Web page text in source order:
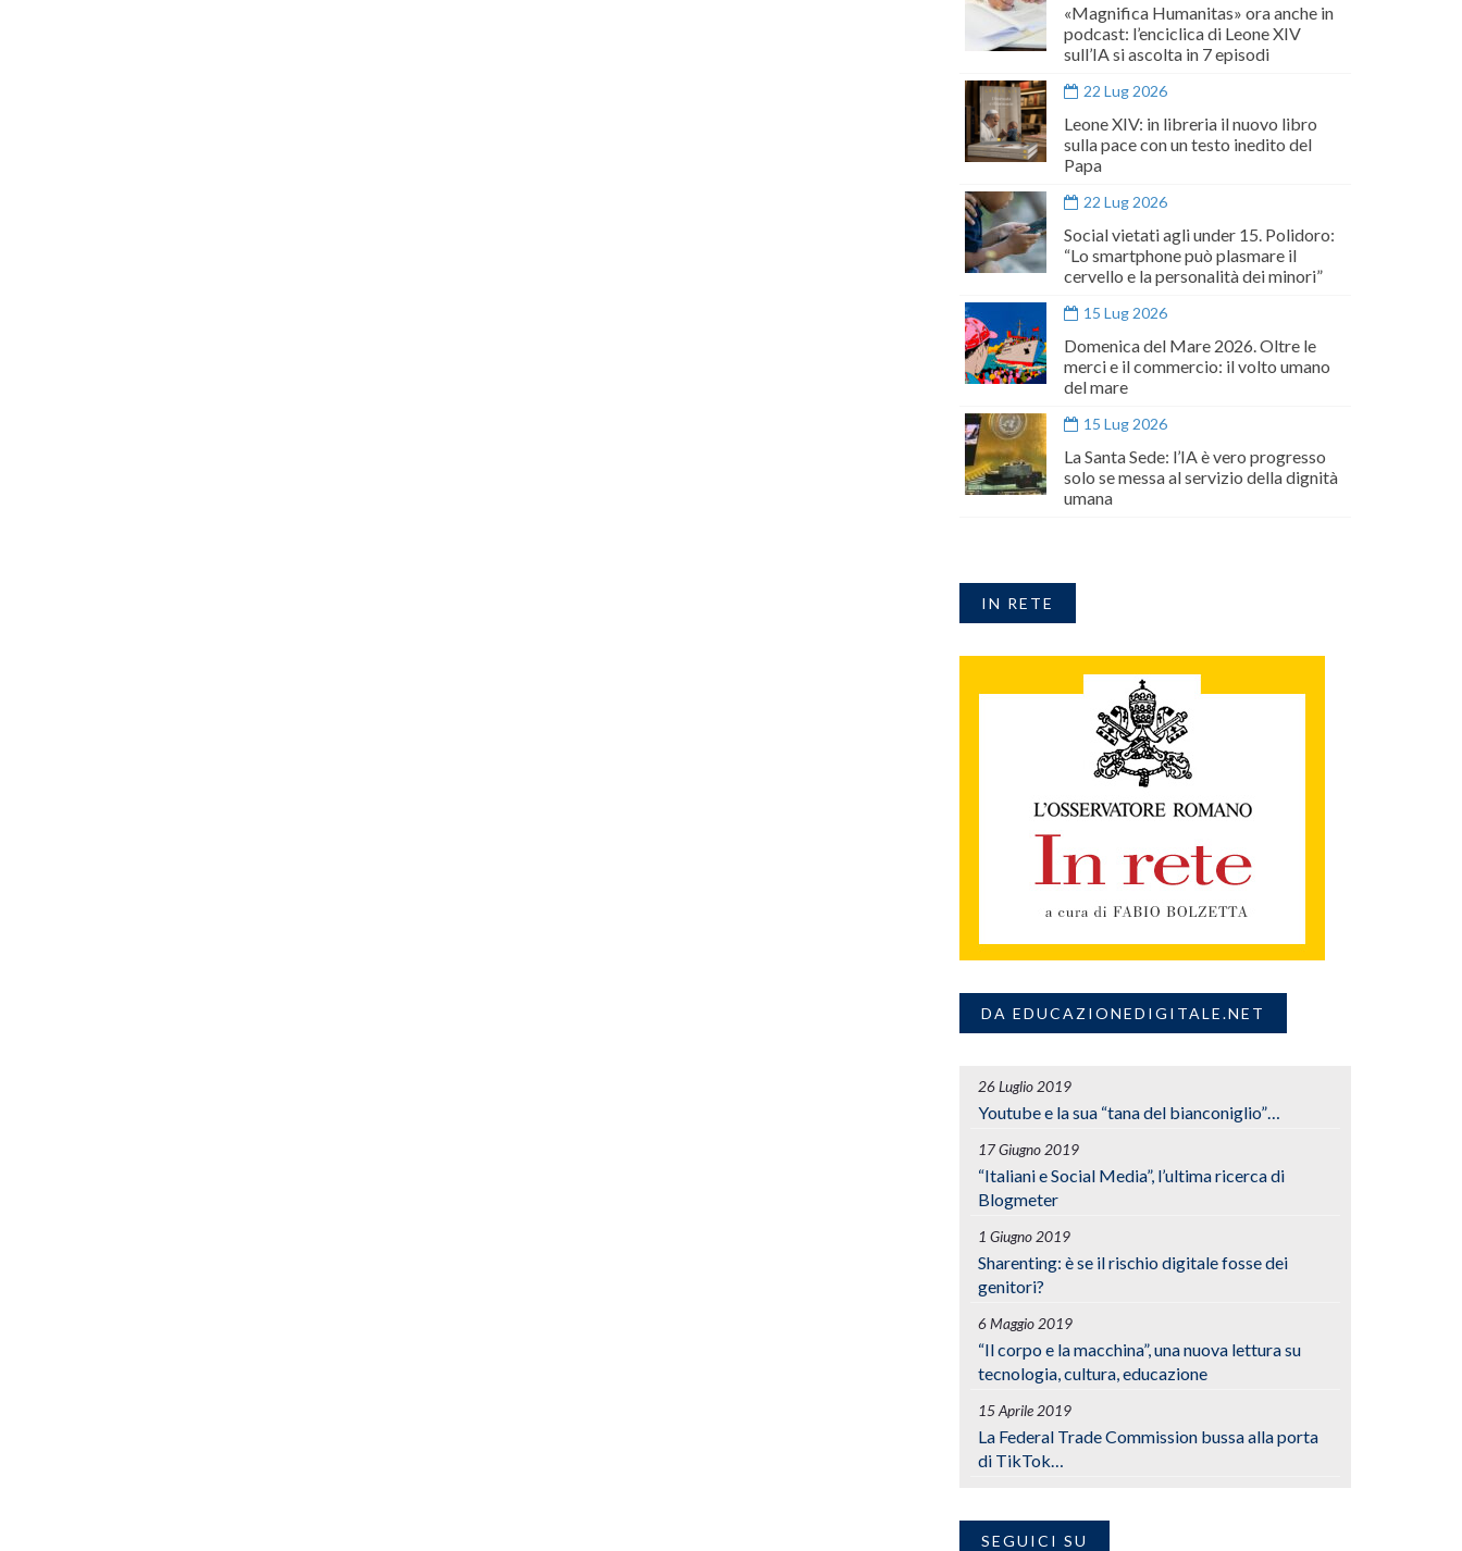
«Magnifica Humanitas» ora anche in
podcast: l’enciclica di Leone XIV
sull’IA si ascolta in 7 episodi
22 Lug 2026
Leone XIV: in libreria il nuovo libro
sulla pace con un testo inedito del
Papa
22 Lug 2026
Social vietati agli under 15. Polidoro:
“Lo smartphone può plasmare il
cervello e la personalità dei minori”
15 Lug 2026
Domenica del Mare 2026. Oltre le
merci e il commercio: il volto umano
del mare
15 Lug 2026
La Santa Sede: l’IA è vero progresso
solo se messa al servizio della dignità
umana
IN RETE
DA EDUCAZIONEDIGITALE.NET
26 Luglio 2019
Youtube e la sua “tana del bianconiglio”…
17 Giugno 2019
“Italiani e Social Media”, l’ultima ricerca di
Blogmeter
1 Giugno 2019
Sharenting: è se il rischio digitale fosse dei
genitori?
6 Maggio 2019
“Il corpo e la macchina”, una nuova lettura su
tecnologia, cultura, educazione
15 Aprile 2019
La Federal Trade Commission bussa alla porta
di TikTok…
SEGUICI SU